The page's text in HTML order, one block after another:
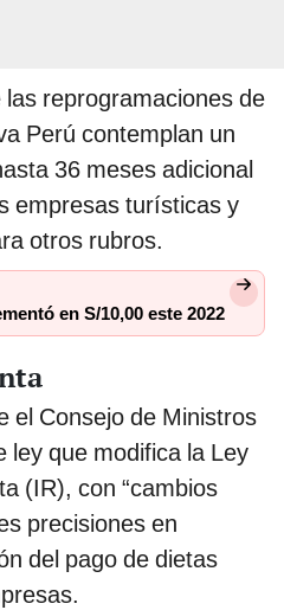
reprogramaciones de
Perú contemplan un
36 meses adicional
empresas turísticas y
otros rubros.
en S/10,00 este 2022
el Consejo de Ministros
ley que modifica la Ley
(IR), con “cambios
precisiones en
del pago de dietas